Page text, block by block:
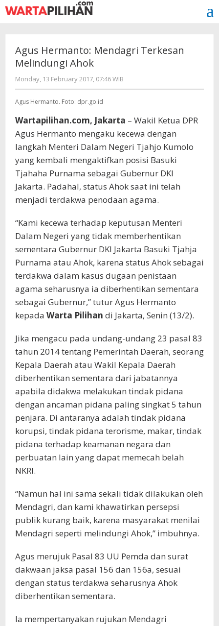
Skip
to
content
Agus Hermanto: Mendagri Terkesan
Melindungi Ahok
Monday, 13 February 2017, 07:46 WIB
redaksi
Agus Hermanto. Foto: dpr.go.id
Wartapilihan.com, Jakarta – Wakil Ketua DPR
Agus Hermanto mengaku kecewa dengan
langkah Menteri Dalam Negeri Tjahjo Kumolo
yang kembali mengaktifkan posisi Basuki
Tjahaha Purnama sebagai Gubernur DKI
Jakarta. Padahal, status Ahok saat ini telah
menjadi terdakwa penodaan agama.
“Kami kecewa terhadap keputusan Menteri
Dalam Negeri yang tidak memberhentikan
sementara Gubernur DKI Jakarta Basuki Tjahja
Purnama atau Ahok, karena status Ahok sebagai
terdakwa dalam kasus dugaan penistaan
agama seharusnya ia diberhentikan sementara
sebagai Gubernur,” tutur Agus Hermanto
kepada Warta Pilihan di Jakarta, Senin (13/2).
Jika mengacu pada undang-undang 23 pasal 83
tahun 2014 tentang Pemerintah Daerah, seorang
Kepala Daerah atau Wakil Kepala Daerah
diberhentikan sementara dari jabatannya
apabila didakwa melakukan tindak pidana
dengan ancaman pidana paling singkat 5 tahun
penjara. Di antaranya adalah tindak pidana
korupsi, tindak pidana terorisme, makar, tindak
pidana terhadap keamanan negara dan
perbuatan lain yang dapat memecah belah
NKRI.
“Namun hal ini sama sekali tidak dilakukan oleh
Mendagri, dan kami khawatirkan persepsi
publik kurang baik, karena masyarakat menilai
Mendagri seperti melindungi Ahok,” imbuhnya.
Agus merujuk Pasal 83 UU Pemda dan surat
dakwaan jaksa pasal 156 dan 156a, sesuai
dengan status terdakwa seharusnya Ahok
diberhentikan sementara.
Ia mempertanyakan rujukan Mendagri